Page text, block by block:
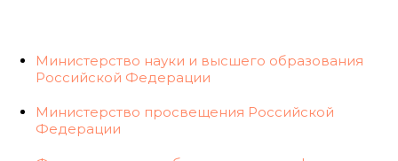
Министерство науки и высшего образования
Российской Федерации
Министерство просвещения Российской
Федерации